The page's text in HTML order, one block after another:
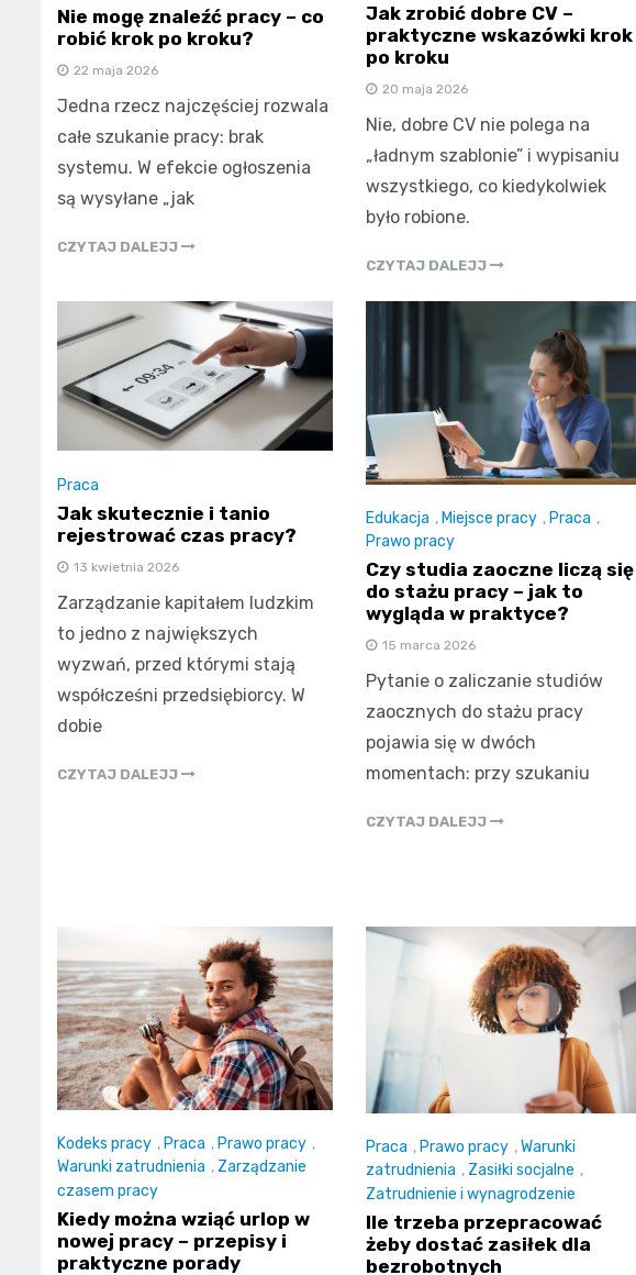
Nie mogę znaleźć pracy – co
robić krok po kroku?
22 maja 2026
Jedna rzecz najczęściej rozwala
całe szukanie pracy: brak
systemu. W efekcie ogłoszenia
są wysyłane „jak
CZYTAJ DALEJJ
Jak zrobić dobre CV –
praktyczne wskazówki krok
po kroku
20 maja 2026
Nie, dobre CV nie polega na
„ładnym szablonie” i wypisaniu
wszystkiego, co kiedykolwiek
było robione.
CZYTAJ DALEJJ
Praca
Jak skutecznie i tanio
rejestrować czas pracy?
13 kwietnia 2026
Zarządzanie kapitałem ludzkim
to jedno z największych
wyzwań, przed którymi stają
współcześni przedsiębiorcy. W
dobie
CZYTAJ DALEJJ
Edukacja , Miejsce pracy , Praca ,
Prawo pracy
Czy studia zaoczne liczą się
do stażu pracy – jak to
wygląda w praktyce?
15 marca 2026
Pytanie o zaliczanie studiów
zaocznych do stażu pracy
pojawia się w dwóch
momentach: przy szukaniu
CZYTAJ DALEJJ
Kodeks pracy , Praca , Prawo pracy ,
Warunki zatrudnienia , Zarządzanie
czasem pracy
Kiedy można wziąć urlop w
nowej pracy – przepisy i
praktyczne porady
Praca , Prawo pracy ,Warunki
zatrudnienia , Zasiłki socjalne ,
Zatrudnienie i wynagrodzenie
Ile trzeba przepracować
żeby dostać zasiłek dla
bezrobotnych